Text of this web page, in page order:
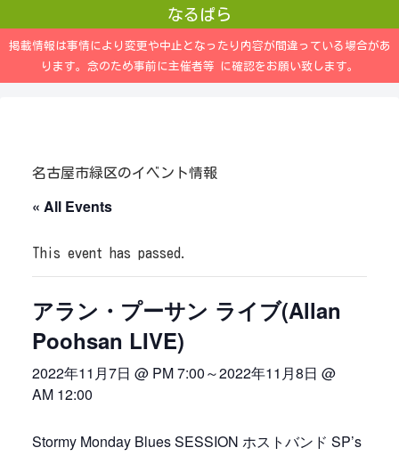
なるぱら
掲載情報は事情により変更や中止となったり内容が間違っている場合があ
ります。念のため事前に主催者等 に確認をお願い致します。
名古屋市緑区のイベント情報
« All Events
This event has passed.
アラン・プーサン ライブ(Allan
Poohsan LIVE)
2022年11月7日 @ PM 7:00～2022年11月8日 @
AM 12:00
Stormy Monday Blues SESSION ホストバンド SP’s